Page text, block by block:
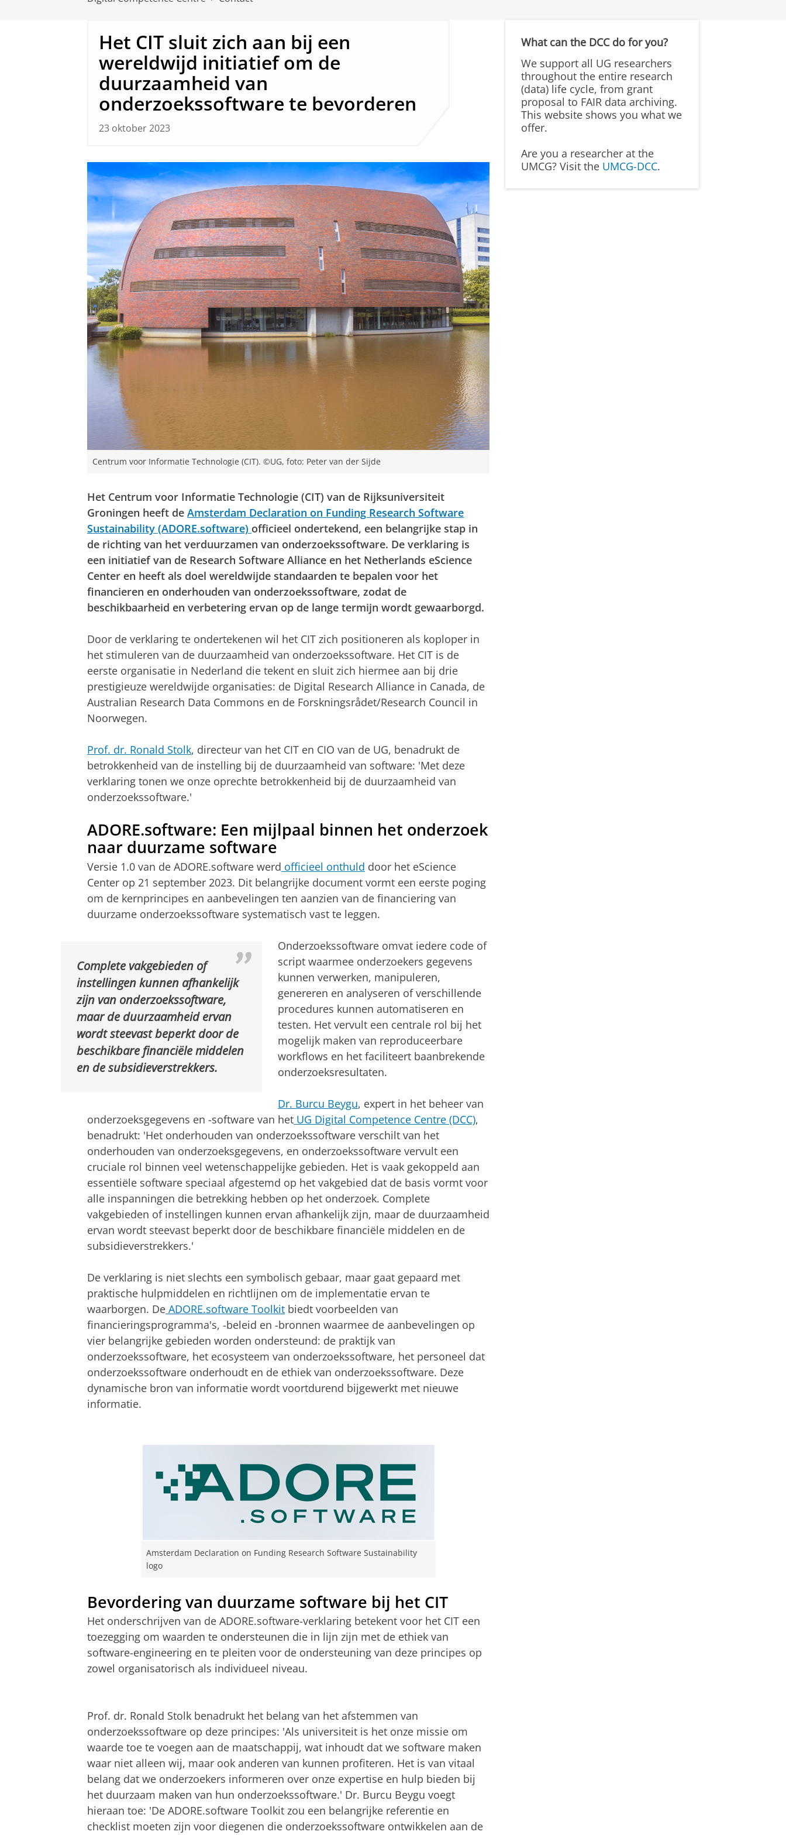
Het CIT sluit zich aan bij een
wereldwijd initiatief om de
duurzaamheid van
onderzoekssoftware te bevorderen
23 oktober 2023
Centrum voor Informatie Technologie (CIT). ©UG, foto: Peter van der Sijde
Het Centrum voor Informatie Technologie (CIT) van de Rijksuniversiteit
Groningen heeft de Amsterdam Declaration on Funding Research Software
Sustainability (ADORE.software) officieel ondertekend, een belangrijke stap in
de richting van het verduurzamen van onderzoekssoftware. De verklaring is
een initiatief van de Research Software Alliance en het Netherlands eScience
Center en heeft als doel wereldwijde standaarden te bepalen voor het
financieren en onderhouden van onderzoekssoftware, zodat de
beschikbaarheid en verbetering ervan op de lange termijn wordt gewaarborgd.
Door de verklaring te ondertekenen wil het CIT zich positioneren als koploper in
het stimuleren van de duurzaamheid van onderzoekssoftware. Het CIT is de
eerste organisatie in Nederland die tekent en sluit zich hiermee aan bij drie
prestigieuze wereldwijde organisaties: de Digital Research Alliance in Canada, de
Australian Research Data Commons en de Forskningsrådet/Research Council in
Noorwegen.
Prof. dr. Ronald Stolk, directeur van het CIT en CIO van de UG, benadrukt de
betrokkenheid van de instelling bij de duurzaamheid van software: 'Met deze
verklaring tonen we onze oprechte betrokkenheid bij de duurzaamheid van
onderzoekssoftware.'
ADORE.software: Een mijlpaal binnen het onderzoek
naar duurzame software
Versie 1.0 van de ADORE.software werd officieel onthuld door het eScience
Center op 21 september 2023. Dit belangrijke document vormt een eerste poging
om de kernprincipes en aanbevelingen ten aanzien van de financiering van
duurzame onderzoekssoftware systematisch vast te leggen.
Complete vakgebieden of
instellingen kunnen afhankelijk
zijn van onderzoekssoftware,
maar de duurzaamheid ervan
wordt steevast beperkt door de
beschikbare financiële middelen
en de subsidieverstrekkers.
Onderzoekssoftware omvat iedere code of
script waarmee onderzoekers gegevens
kunnen verwerken, manipuleren,
genereren en analyseren of verschillende
procedures kunnen automatiseren en
testen. Het vervult een centrale rol bij het
mogelijk maken van reproduceerbare
workflows en het faciliteert baanbrekende
onderzoeksresultaten.
Dr. Burcu Beygu, expert in het beheer van
onderzoeksgegevens en -software van het UG Digital Competence Centre (DCC),
benadrukt: 'Het onderhouden van onderzoekssoftware verschilt van het
onderhouden van onderzoeksgegevens, en onderzoekssoftware vervult een
cruciale rol binnen veel wetenschappelijke gebieden. Het is vaak gekoppeld aan
essentiële software speciaal afgestemd op het vakgebied dat de basis vormt voor
alle inspanningen die betrekking hebben op het onderzoek. Complete
vakgebieden of instellingen kunnen ervan afhankelijk zijn, maar de duurzaamheid
ervan wordt steevast beperkt door de beschikbare financiële middelen en de
subsidieverstrekkers.'
De verklaring is niet slechts een symbolisch gebaar, maar gaat gepaard met
praktische hulpmiddelen en richtlijnen om de implementatie ervan te
waarborgen. De ADORE.software Toolkit biedt voorbeelden van
financieringsprogramma's, -beleid en -bronnen waarmee de aanbevelingen op
vier belangrijke gebieden worden ondersteund: de praktijk van
onderzoekssoftware, het ecosysteem van onderzoekssoftware, het personeel dat
onderzoekssoftware onderhoudt en de ethiek van onderzoekssoftware. Deze
dynamische bron van informatie wordt voortdurend bijgewerkt met nieuwe
informatie.
Amsterdam Declaration on Funding Research Software Sustainability
logo
Bevordering van duurzame software bij het CIT
Het onderschrijven van de ADORE.software-verklaring betekent voor het CIT een
toezegging om waarden te ondersteunen die in lijn zijn met de ethiek van
software-engineering en te pleiten voor de ondersteuning van deze principes op
zowel organisatorisch als individueel niveau.
Prof. dr. Ronald Stolk benadrukt het belang van het afstemmen van
onderzoekssoftware op deze principes: 'Als universiteit is het onze missie om
waarde toe te voegen aan de maatschappij, wat inhoudt dat we software maken
waar niet alleen wij, maar ook anderen van kunnen profiteren. Het is van vitaal
belang dat we onderzoekers informeren over onze expertise en hulp bieden bij
het duurzaam maken van hun onderzoekssoftware.' Dr. Burcu Beygu voegt
hieraan toe: 'De ADORE.software Toolkit zou een belangrijke referentie en
checklist moeten zijn voor diegenen die onderzoekssoftware ontwikkelen aan de
What can the DCC do for you?
We support all UG researchers
throughout the entire research
(data) life cycle, from grant
proposal to FAIR data archiving.
This website shows you what we
offer.
Are you a researcher at the
UMCG? Visit the UMCG-DCC.